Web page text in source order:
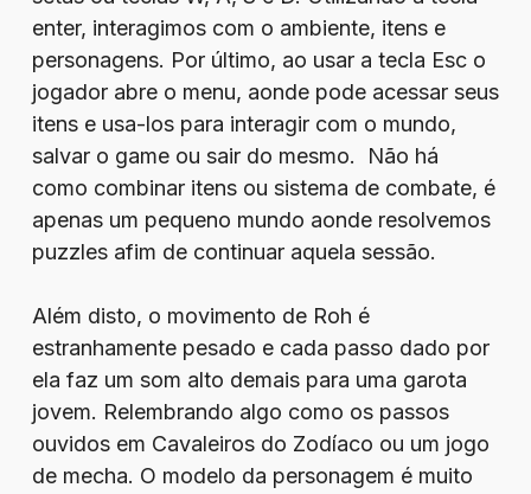
enter, interagimos com o ambiente, itens e
personagens. Por último, ao usar a tecla Esc o
jogador abre o menu, aonde pode acessar seus
itens e usa-los para interagir com o mundo,
salvar o game ou sair do mesmo. Não há
como combinar itens ou sistema de combate, é
apenas um pequeno mundo aonde resolvemos
puzzles afim de continuar aquela sessão.
Além disto, o movimento de Roh é
estranhamente pesado e cada passo dado por
ela faz um som alto demais para uma garota
jovem. Relembrando algo como os passos
ouvidos em Cavaleiros do Zodíaco ou um jogo
de mecha. O modelo da personagem é muito